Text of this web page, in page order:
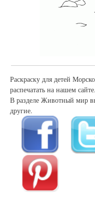
Раскраску для детей
распечатать на нашем сайте.
В разделе Животный мир
другие.